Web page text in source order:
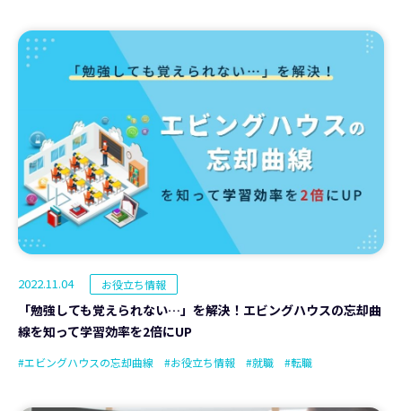
2022.11.04 お役立ち情報
「勉強しても覚えられない…」を解決！エビングハウスの忘却曲
線を知って学習効率を2倍にUP
#エビングハウスの忘却曲線 #お役立ち情報 #就職 #転職